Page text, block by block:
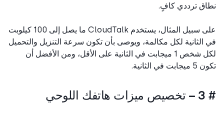
ترددي كافٍ.
على سبيل المثال، يستخدم CloudTalk ما يصل إلى 100 كيلوبت
لكل مكالمة، ويوصى بأن تكون سرعة التنزيل والتحميل
لكل شخص 1 ميجابت في الثانية على الأقل، ومن الأفضل أن
في الثانية.